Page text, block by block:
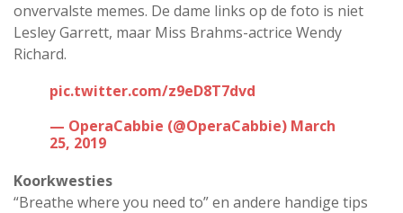
onvervalste memes. De dame links op de foto is niet
Lesley Garrett, maar Miss Brahms-actrice Wendy
Richard.
pic.twitter.com/z9eD8T7dvd
— OperaCabbie (@OperaCabbie) March
25, 2019
Koorkwesties
“Breathe where you need to” en andere handige tips